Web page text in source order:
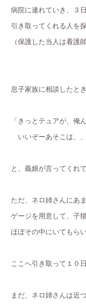
病院に連れていき、３
引き取ってくれる人を
（保護した当人は看護
息子家族に相談したと
「きっとテュアが、俺
いいぞーあそこは、
と、義娘が言ってくれ
ただ、ネロ姉さんにあ
ゲージを用意して、子
ほぼその中にいてもらい
ここへ引き取って１０日
まだ、ネロ姉さんは近